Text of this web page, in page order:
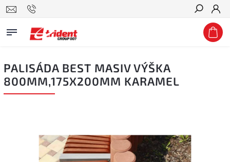
Hledat
PALISÁDA BEST MASIV VÝŠKA
800MM,175X200MM KARAMEL